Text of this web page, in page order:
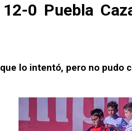
12-0 Puebla
lo intentó, pero no pudo